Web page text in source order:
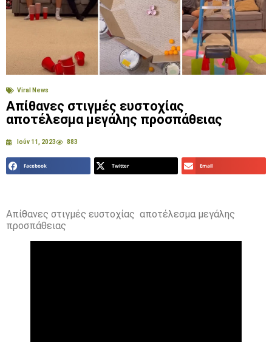
Viral News
Απίθανες στιγμές ευστοχίας
αποτέλεσμα μεγάλης προσπάθειας
Ιούν 11, 2023 883
Facebook Twitter Email
Απίθανες στιγμές ευστοχίας αποτέλεσμα μεγάλης
προσπάθειας